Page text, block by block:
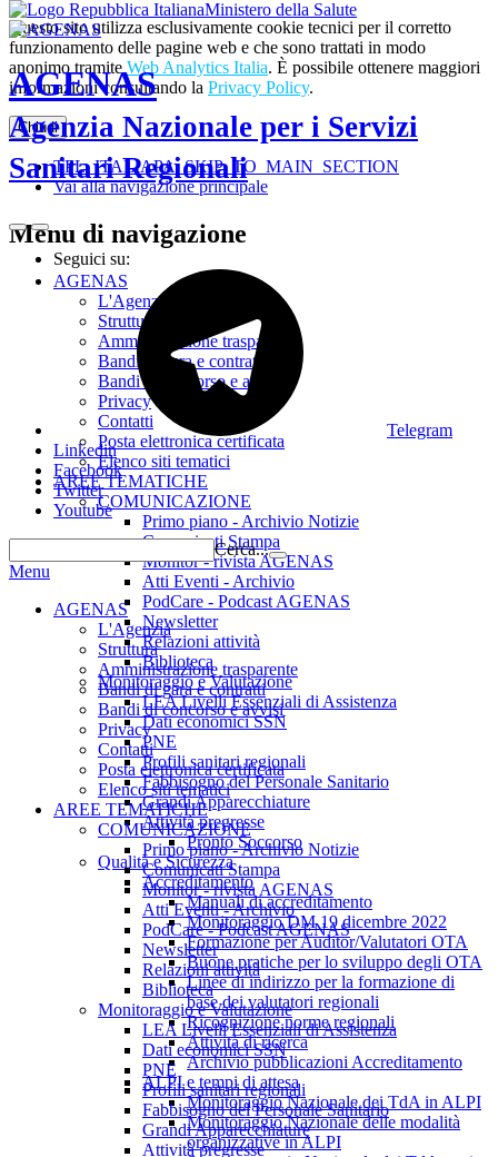
Questo sito utilizza esclusivamente cookie tecnici per il corretto
funzionamento delle pagine web e che sono trattati in modo
anonimo tramite Web Analytics Italia. È possibile ottenere maggiori
informazioni consultando la Privacy Policy.
Chiudi
TPL_ITALIAPA_SKIP_TO_MAIN_SECTION
Vai alla navigazione principale
Ministero della Salute
AGENAS
Agenzia Nazionale per i Servizi
Sanitari Regionali
Seguici su:
Telegram
Linkedin
Facebook
Twitter
Youtube
Cerca...
Menu
AGENAS
L'Agenzia
Struttura
Amministrazione trasparente
Bandi di gara e contratti
Bandi di concorso e avvisi
Privacy
Contatti
Posta elettronica certificata
Elenco siti tematici
AREE TEMATICHE
COMUNICAZIONE
Primo piano - Archivio Notizie
Comunicati Stampa
Monitor - rivista AGENAS
Atti Eventi - Archivio
PodCare - Podcast AGENAS
Newsletter
Relazioni attività
Biblioteca
Monitoraggio e Valutazione
LEA Livelli Essenziali di Assistenza
Dati economici SSN
PNE
Profili sanitari regionali
Fabbisogno del Personale Sanitario
Grandi Apparecchiature
Attività pregresse
Menu di navigazione
AGENAS
L'Agenzia
Struttura
Amministrazione trasparente
Bandi di gara e contratti
Bandi di concorso e avvisi
Privacy
Contatti
Posta elettronica certificata
Elenco siti tematici
AREE TEMATICHE
COMUNICAZIONE
Primo piano - Archivio Notizie
Comunicati Stampa
Monitor - rivista AGENAS
Atti Eventi - Archivio
PodCare - Podcast AGENAS
Newsletter
Relazioni attività
Biblioteca
Monitoraggio e Valutazione
LEA Livelli Essenziali di Assistenza
Dati economici SSN
PNE
Profili sanitari regionali
Fabbisogno del Personale Sanitario
Grandi Apparecchiature
Attività pregresse
Pronto Soccorso
Qualità e Sicurezza
Accreditamento
Manuali di accreditamento
Monitoraggio DM 19 dicembre 2022
Formazione per Auditor/Valutatori OTA
Buone pratiche per lo sviluppo degli OTA
Linee di indirizzo per la formazione di
base dei valutatori regionali
Ricognizione norme regionali
Attività di ricerca
Archivio pubblicazioni Accreditamento
ALPI e tempi di attesa
Monitoraggio Nazionale dei TdA in ALPI
Monitoraggio Nazionale delle modalità
organizzative in ALPI